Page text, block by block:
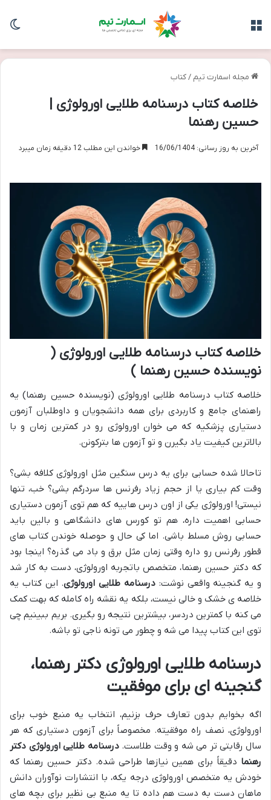
مجله اسمارت تیم /کتاب
خلاصه کتاب درسنامه طلایی اورولوژی |
حسین رهنما
آخرین به روز رسانی: 16/06/1404 خواندن این مطلب 12 دقیقه زمان میبرد
خلاصه کتاب درسنامه طلایی اورولوژی (
نویسنده حسین رهنما )
خلاصه کتاب درسنامه طلایی اورولوژی (نویسنده حسین رهنما) یه
راهنمای جامع و کاربردی برای همه دانشجویان و داوطلبان آزمون
دستیاری پزشکیه که می خوان اورولوژی رو در کمترین زمان و با
بالاترین کیفیت یاد بگیرن و تو آزمون ها بترکونن.
تاحالا شده حسابی برای یه درس سنگین مثل اورولوژی کلافه بشی؟
وقت کم بیاری یا از حجم زیاد رفرنس ها سردرگم بشی؟ خب، تنها
نیستی! اورولوژی یکی از اون درس هاییه که هم توی آزمون دستیاری
حسابی اهمیت داره، هم تو کورس های دانشگاهی و بالین باید
حسابی روش مسلط باشی. اما کی حال و حوصله خوندن کتاب های
قطور رفرنس رو داره وقتی زمان مثل برق و باد می گذره؟ اینجا بود
که دکتر حسین رهنما، متخصص باتجربه اورولوژی، دست به کار شد
و یه گنجینه واقعی نوشت: درسنامه طلایی اورولوژی. این کتاب یه
خلاصه ی خشک و خالی نیست، بلکه یه نقشه راه کامله که بهت کمک
می کنه با کمترین دردسر، بیشترین نتیجه رو بگیری. بریم ببینیم چی
توی این کتاب پیدا می شه و چطور می تونه ناجی تو باشه.
درسنامه طلایی اورولوژی دکتر رهنما،
گنجینه ای برای موفقیت
اگه بخوایم بدون تعارف حرف بزنیم، انتخاب یه منبع خوب برای
اورولوژی، نصف راه موفقیته. مخصوصاً برای آزمون دستیاری که هر
سال رقابتی تر می شه و وقت طلاست.درسنامه طلایی اورولوژی دکتر
رهنما دقیقاً برای همین نیازها طراحی شده. دکتر حسین رهنما که
خودش یه متخصص اورولوژی درجه یکه، با انتشارات نوآوران دانش
ماهان دست به دست هم داده تا یه منبع بی نظیر برای بچه های